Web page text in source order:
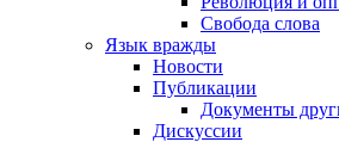
Свобода слова
Язык вражды
Новости
Публикации
Документы
Дискуссии